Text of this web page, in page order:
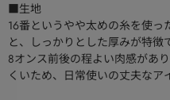
■生地
16番というやや太めの糸を使っ
と、しっかりとした厚みが特徴
8オンス前後の程よい肉感があ
くいため、日常使いの丈夫なア